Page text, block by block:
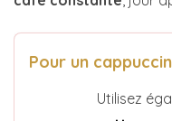
Pour un
Utilisez